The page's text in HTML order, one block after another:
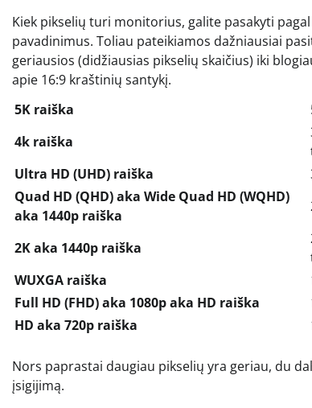
Kiek pikselių turi monitorius, galite pasakyti
pavadinimus. Toliau pateikiamos dažniausiai
geriausios (didžiausias pikselių skaičius) iki
apie 16:9 kraštinių santykį.
5K raiška
4k raiška
Ultra HD (UHD) raiška
Quad HD (QHD) aka Wide Quad HD (WQHD)
aka 1440p raiška
2K aka 1440p raiška
WUXGA raiška
Full HD (FHD) aka 1080p aka HD raiška
HD aka 720p raiška
Nors paprastai daugiau pikselių yra geriau, du
įsigijimą.